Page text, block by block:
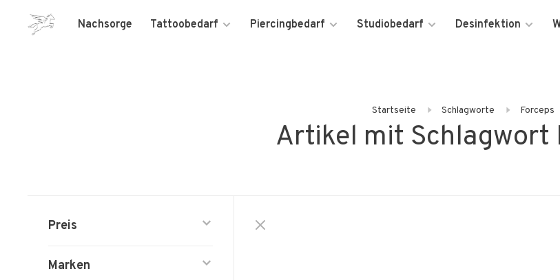
Nachsorge Tattoobedarf Piercingbedarf Studiobedarf Desinfektion
Startseite Schlagworte Forceps
Artikel mit Schlagwort
Preis
Marken